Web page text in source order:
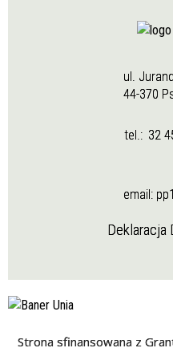
ul.
44-370
tel.: 32
email:
Deklaracja
Strona sfinansowana z